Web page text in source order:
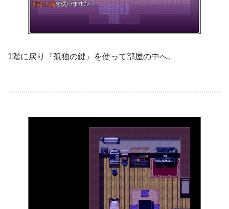
1階に戻り『孤独の鍵』を使って部屋の中へ。